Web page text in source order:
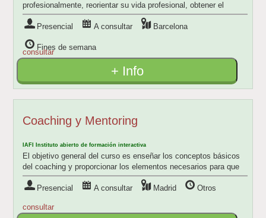
profesionalmente, reorientar su vida profesional, obtener el
empuje para arrancar, crear su pr
Presencial
A consultar Barcelona
Fines de semana
consultar
+ Info
Coaching y Mentoring
IAFI Instituto abierto de formación interactiva
El objetivo general del curso es enseñar los conceptos básicos
del coaching y proporcionar los elementos necesarios para que
el alumno pueda desarroll
Presencial
A consultar Madrid Otros
consultar